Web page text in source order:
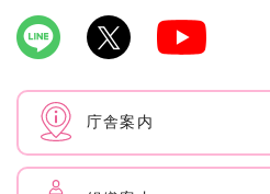
庁舎案内